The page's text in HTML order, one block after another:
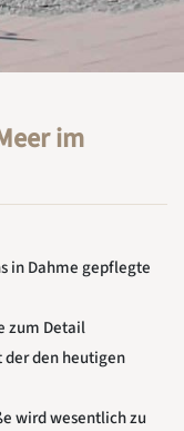
im
in Dahme gepflegte
zum Detail
den heutigen
wird wesentlich zu